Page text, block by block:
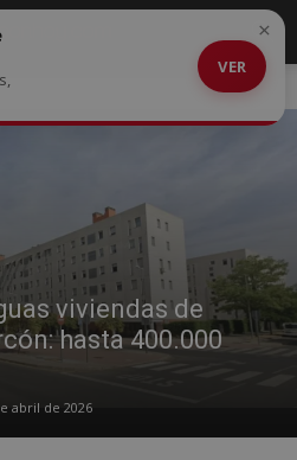
viviendas de
hasta 400.000
abril de 2026
VER
×